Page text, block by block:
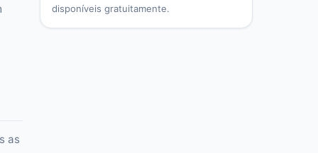
as
disponíveis gratuitamente.